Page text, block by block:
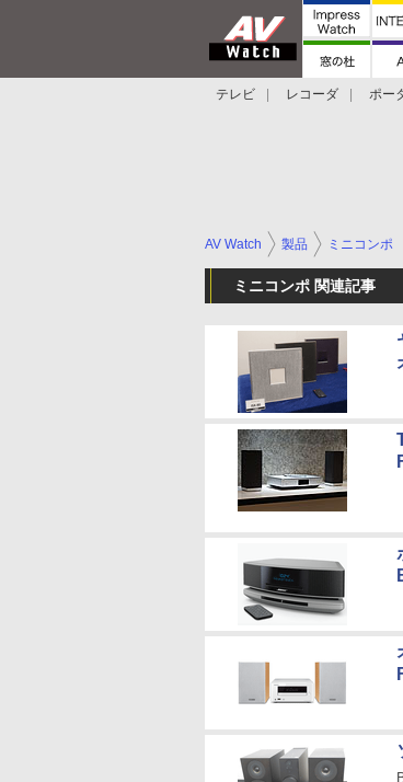
テレビ レコーダ ポー
AV Watch 製品 ミニコンポ
ミニコンポ 関連記事